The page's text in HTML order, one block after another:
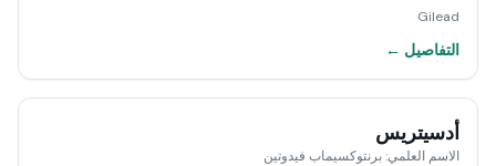
Gilead
التفاصيل ←
أدسيتريس
الاسم العلمي:برنتوكسيماب فيدوتين